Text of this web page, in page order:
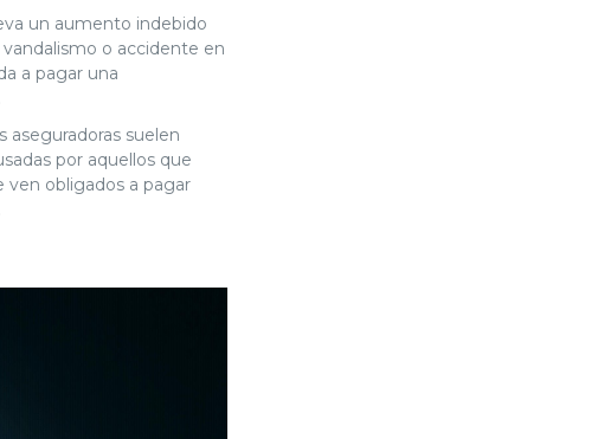
un aumento indebido
o accidente en
a pagar una
aseguradoras suelen
por aquellos que
ven obligados a pagar